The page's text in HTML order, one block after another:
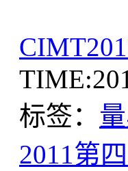
标签：
2011第